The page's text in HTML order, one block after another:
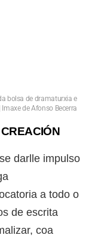
bolsa de dramaturxia e
Imaxe de Afonso Becerra
darlle impulso
a todo o
de escrita
coa